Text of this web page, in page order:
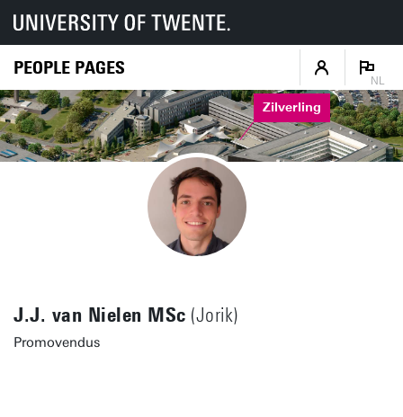
PEOPLE PAGES
NL
Zilverling
J.J. van Nielen MSc (Jorik)
Promovendus